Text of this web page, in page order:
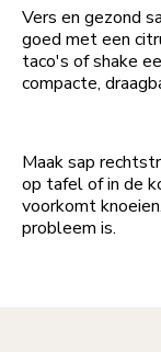
Vers en gezond
goed met een
taco's of shake
compacte,
Maak sap
op tafel of in de
voorkomt
probleem is.